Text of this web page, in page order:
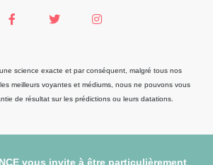
science exacte et par conséquent, malgré tous nos
meilleurs voyantes et médiums, nous ne pouvons vous
de résultat sur les prédictions ou leurs datations.
vous invite à être particulièrement